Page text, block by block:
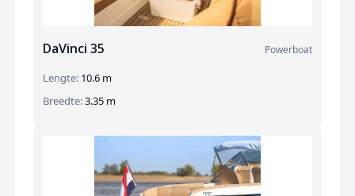
DaVinci 35 Powerboat
Lengte:10.6 m
Breedte:3.35 m